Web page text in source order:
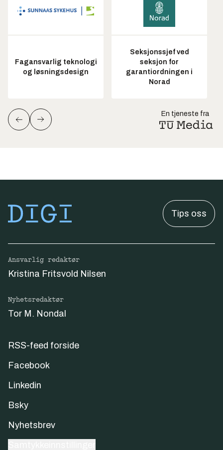
Fagansvarlig teknologi
og løsningsdesign
Seksjonssjef ved
seksjon for
garantiordningen i
Norad
En tjeneste fra
Tips oss
Ansvarlig redaktør
Kristina Fritsvold Nilsen
Nyhetsredaktør
Tor M. Nondal
RSS-feed forside
Facebook
Linkedin
Bsky
Nyhetsbrev